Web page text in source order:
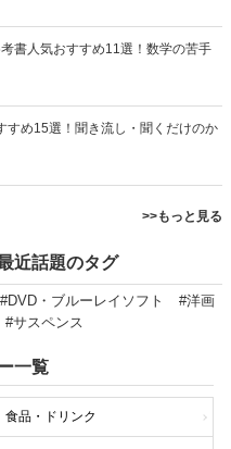
書人気おすすめ11選！数学の苦手
すめ15選！聞き流し・聞くだけのか
>>もっと見る
近話題のタグ
#DVD・ブルーレイソフト
#洋画
#サスペンス
一覧
食品・ドリンク